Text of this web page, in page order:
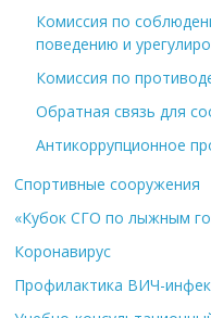
Комиссия по
поведению и
Комиссия по
Обратная связь для
Антикоррупционное
Спортивные сооружения
«Кубок СГО по лыжным
Коронавирус
Профилактика ВИЧ-